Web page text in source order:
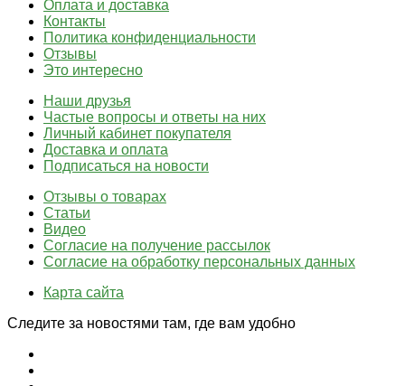
Оплата и доставка
Контакты
Политика конфиденциальности
Отзывы
Это интересно
Наши друзья
Частые вопросы и ответы на них
Личный кабинет покупателя
Доставка и оплата
Подписаться на новости
Отзывы о товарах
Статьи
Видео
Согласие на получение рассылок
Согласие на обработку персональных данных
Карта сайта
Следите за новостями там, где вам удобно